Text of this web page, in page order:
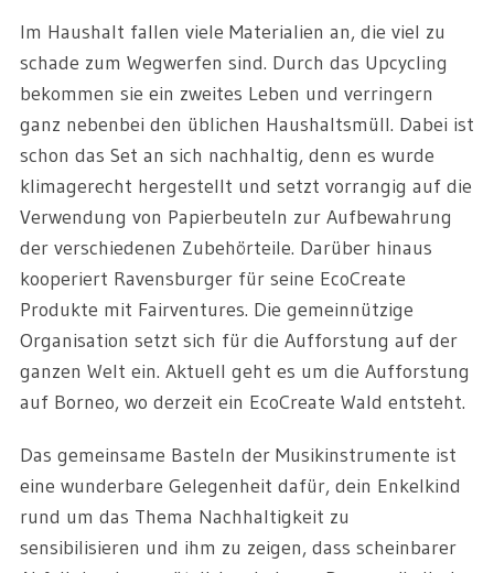
Im Haushalt fallen viele Materialien an, die viel zu
schade zum Wegwerfen sind. Durch das Upcycling
bekommen sie ein zweites Leben und verringern
ganz nebenbei den üblichen Haushaltsmüll. Dabei ist
schon das Set an sich nachhaltig, denn es wurde
klimagerecht hergestellt und setzt vorrangig auf die
Verwendung von Papierbeuteln zur Aufbewahrung
der verschiedenen Zubehörteile. Darüber hinaus
kooperiert Ravensburger für seine EcoCreate
Produkte mit Fairventures. Die gemeinnützige
Organisation setzt sich für die Aufforstung auf der
ganzen Welt ein. Aktuell geht es um die Aufforstung
auf Borneo, wo derzeit ein EcoCreate Wald entsteht.
Das gemeinsame Basteln der Musikinstrumente ist
eine wunderbare Gelegenheit dafür, dein Enkelkind
rund um das Thema Nachhaltigkeit zu
sensibilisieren und ihm zu zeigen, dass scheinbarer